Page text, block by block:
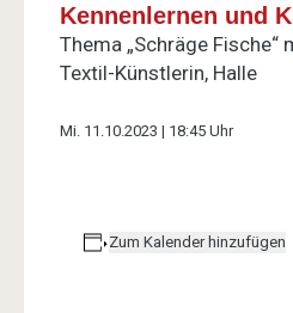
Kennenlernen und
Thema „Schräge Fische“
Textil-Künstlerin, Halle
Mi. 11.10.2023 | 18:45 Uhr
Zum Kalender hinzufügen